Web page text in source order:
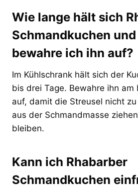
Wie lange hält sich
Schmandkuchen
bewahre ich ihn auf?
Im Kühlschrank hält sich der
bis drei Tage. Bewahre ihn
auf, damit die Streusel nicht
aus der Schmandmasse
bleiben.
Kann ich Rhabarber
Schmandkuchen